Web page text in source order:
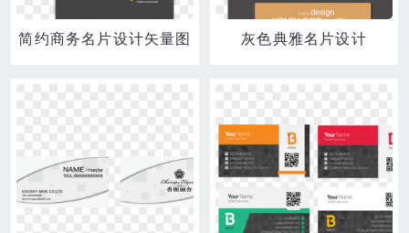
简约商务名片设计矢量图 灰色典雅名片设计